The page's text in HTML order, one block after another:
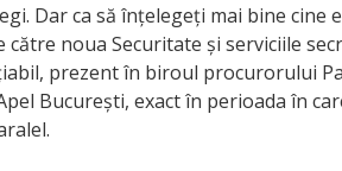
Dar ca să înțelegeți mai bine cine
noua Securitate și serviciile
prezent în biroul procurorului
București, exact în perioada în